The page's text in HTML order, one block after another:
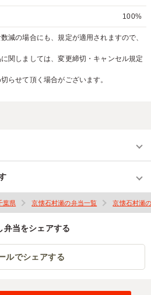
100%
減の場合にも、規定が適用されますので、
関しましては、変更締切・キャンセル規定
らせて頂く場合がございます。
葉県 京懐石村瀬の弁当一覧 京懐石村瀬
弁当をシェアする
ルでシェアする